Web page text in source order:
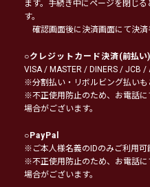
ます。手続き中にページを閉じ
す。
確認画面後に決済画面にて決済
○クレジットカード決済(前払い)
VISA / MASTER / DINERS / JCB /
※分割払い・リボルビング払いも
※不正使用防止のため、お電話に
場合がございます。
○PayPal
※ご本人様名義のIDのみご利用可
※不正使用防止のため、お電話に
場合がございます。